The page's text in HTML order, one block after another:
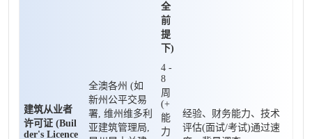
全
前
提
下)
建筑从业者
许可证 (Buil
der's Licence
全澳各州 (如
新州公平交易
署, 维州维多利
亚建筑管理局,
4 -
8
周
(+
能
力
经验、财务能力、技术
评估(面试/考试)通过速